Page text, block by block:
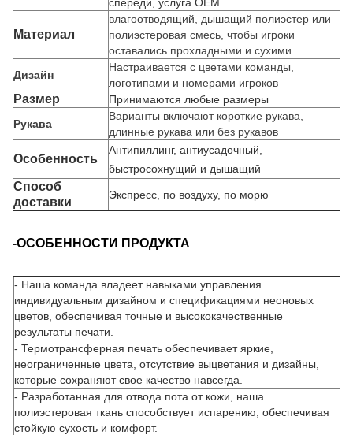
Материал
влагоотводящий, дышащий полиэстер или
полиэстеровая смесь, чтобы игроки
оставались прохладными и сухими.
Дизайн
Настраивается с цветами команды,
логотипами и номерами игроков
Размер
Принимаются любые размеры
Рукава
Варианты включают короткие рукава,
длинные рукава или без рукавов
Особенность
Антипиллинг, антиусадочный,
быстросохнущий и дышащий
Способ
доставки
Экспресс, по воздуху, по морю
-ОСОБЕННОСТИ ПРОДУКТА
- Наша команда владеет навыками управления
индивидуальным дизайном и спецификациями неоновых
цветов, обеспечивая точные и высококачественные
результаты печати.
- Термотрансферная печать обеспечивает яркие,
неограниченные цвета, отсутствие выцветания и дизайны,
которые сохраняют свое качество навсегда.
- Разработанная для отвода пота от кожи, наша
полиэстеровая ткань способствует испарению, обеспечивая
стойкую сухость и комфорт.